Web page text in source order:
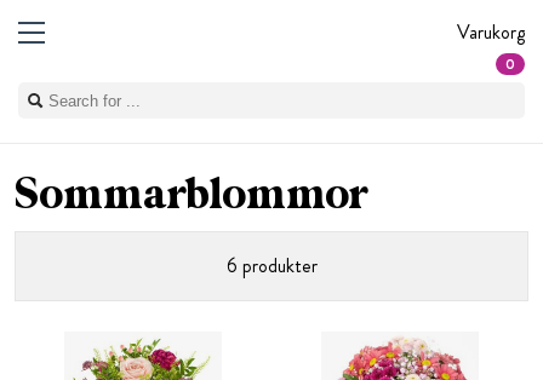
Varukorg
0
Sommarblommor
6 produkter